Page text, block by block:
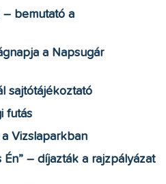
– bemutató a
a Napsugár
sajtótájékoztató
futás
Vizslaparkban
Én” – díjazták a rajzpályázat